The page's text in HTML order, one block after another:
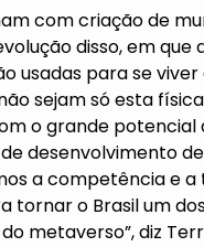
com criação de
disso, em que
usadas para se
sejam só esta
o grande potencial
desenvolvimento
a competência e a
tornar o Brasil um
metaverso”, diz